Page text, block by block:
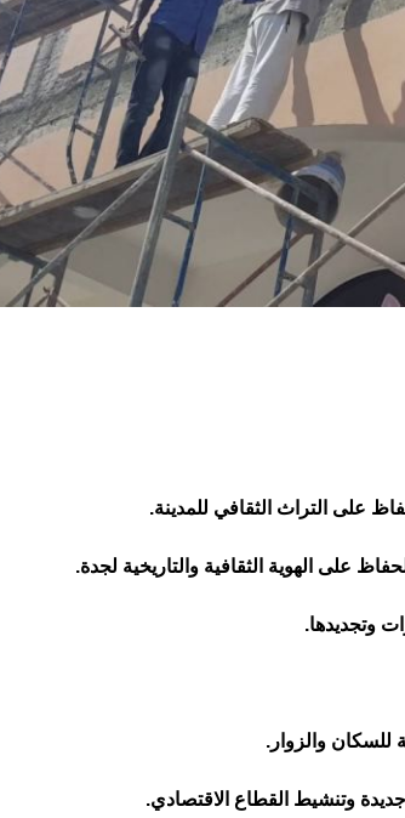
على الهوية الثقافية والتاريخية لجدة.
للسكان والزوار.